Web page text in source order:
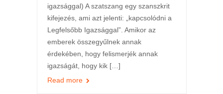
igazsággal) A szatszang egy szanszkrit
kifejezés, ami azt jelenti: „kapcsolódni a
Legfelsőbb Igazsággal”. Amikor az
emberek összegyűlnek annak
érdekében, hogy felismerjék annak
igazságát, hogy kik […]
Read more